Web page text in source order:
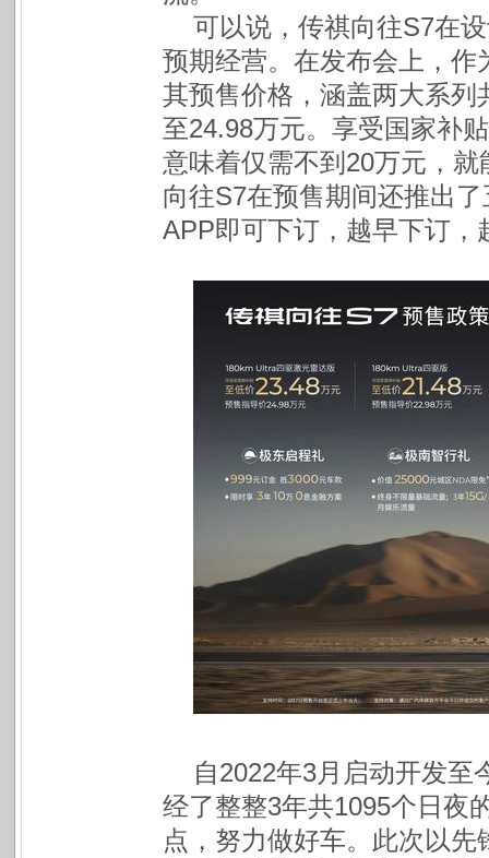
可以说，传祺向往S7在
预期经营。在发布会上，
其预售价格，涵盖两大系
至24.98万元。享受国家补
意味着仅需不到20万元，
向往S7在预售期间还推出
APP即可下订，越早下订，
自2022年3月启动开发至
经了整整3年共1095个日夜
点，努力做好车。此次以